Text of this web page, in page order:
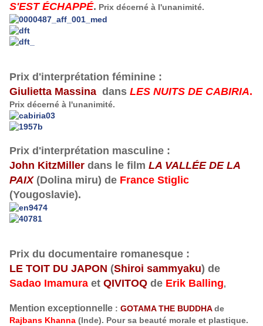
S'EST ÉCHAPPÉ. Prix décerné à l'unanimité.
Prix d'interprétation féminine :
Giulietta Massina dans LES NUITS DE CABIRIA.
Prix décerné à l'unanimité.
Prix d'interprétation masculine :
John KitzMiller dans le film LA VALLÉE DE LA
PAIX(Dolina miru) de France Stiglic
(Yougoslavie).
Prix du documentaire romanesque :
LE TOIT DU JAPON (Shiroi sammyaku) de
Sadao Imamura et QIVITOQ de Erik Balling,
Mention exceptionnelle : GOTAMA THE BUDDHAde
Rajbans Khanna (Inde). Pour sa beauté morale et plastique.